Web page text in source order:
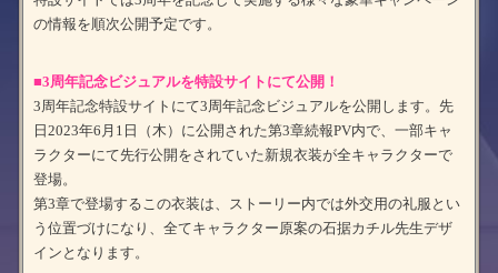
の情報を順次公開予定です。
■3周年記念ビジュアルを特設サイトにて公開！
3周年記念特設サイトにて3周年記念ビジュアルを公開します。先
日2023年6月1日（木）に公開された第3章続報PV内で、一部キャ
ラクターにて先行公開をされていた新規衣装が全キャラクターで
登場。
第3章で登場するこの衣装は、ストーリー内では外交用の礼服とい
う位置づけになり、全てキャラクター原案の石据カチル先生デザ
インとなります。